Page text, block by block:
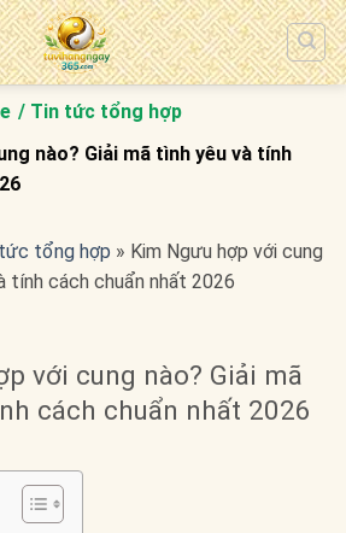
Tin tức tổng hợp
nào? Giải mã tình yêu và tính
tổng hợp » Kim Ngưu hợp với cung
tính cách chuẩn nhất 2026
với cung nào? Giải mã
cách chuẩn nhất 2026